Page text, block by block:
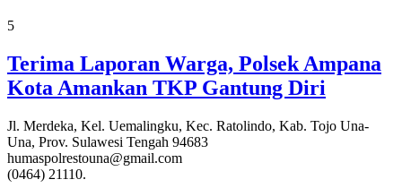
5
Terima Laporan Warga, Polsek Ampana
Kota Amankan TKP Gantung Diri
Jl. Merdeka, Kel. Uemalingku, Kec. Ratolindo, Kab. Tojo Una-
Una, Prov. Sulawesi Tengah 94683
humaspolrestouna@gmail.com
(0464) 21110.